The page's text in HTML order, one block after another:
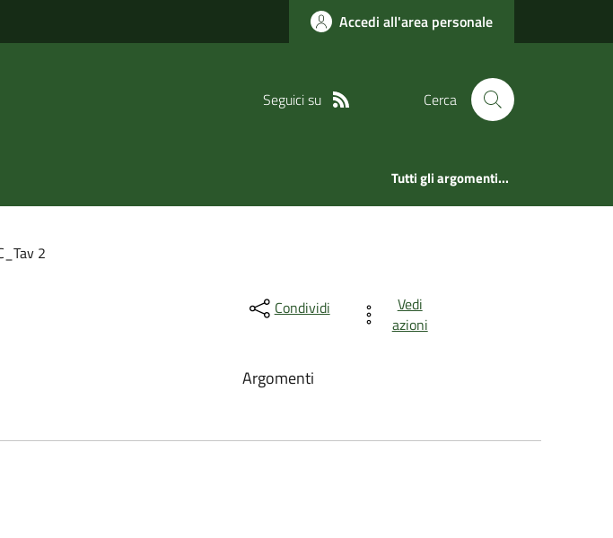
Accedi all'area personale
Seguici su Cerca
Tutti gli argomenti...
2
Condividi
Vedi
azioni
Argomenti